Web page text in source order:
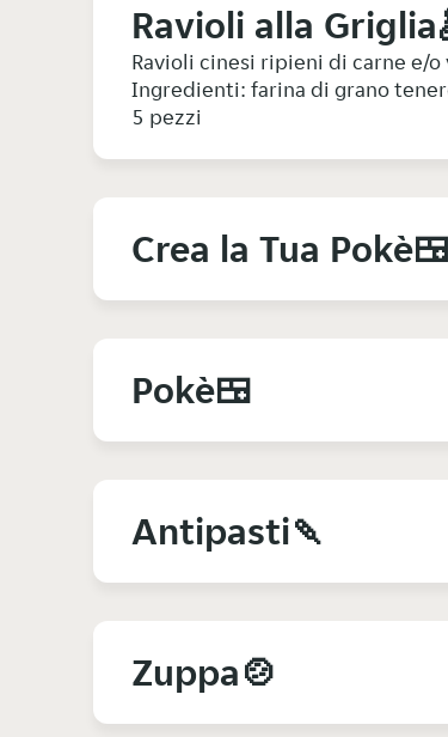
Ravioli alla
Ravioli cinesi ripieni di carne e/
Ingredienti: farina di grano
5 pezzi
Crea la Tua Pokè🍱
Pokè🍱
Antipasti🍡
Zuppa🍲